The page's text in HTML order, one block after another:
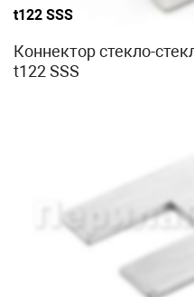
t122 SSS
Коннектор стекло-
t122 SSS